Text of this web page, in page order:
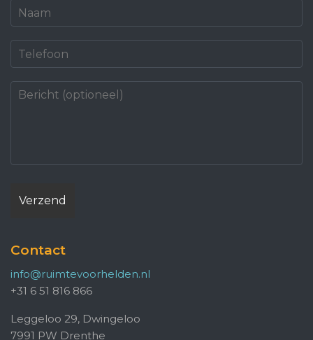
Contact
info@ruimtevoorhelden.nl
+31 6 51 816 866
Leggeloo 29, Dwingeloo
7991 PW Drenthe